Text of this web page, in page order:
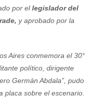
por ellegislador del
y aprobado por la
Aires conmemora el 30°
político, dirigente
Germán Abdala”, pudo
placa sobre el escenario.